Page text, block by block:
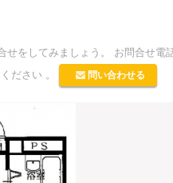
せをしてみましょう。 お問合せ電
ださい 。
問い合わせる